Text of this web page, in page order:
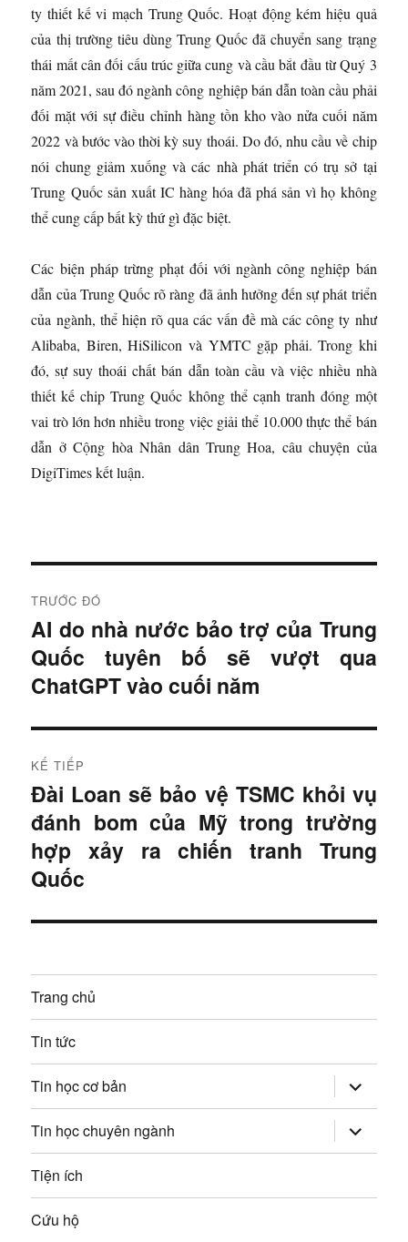
ty thiết kế vi mạch Trung Quốc. Hoạt động kém hiệu quả
của thị trường tiêu dùng Trung Quốc đã chuyển sang trạng
thái mất cân đối cấu trúc giữa cung và cầu bắt đầu từ Quý 3
năm 2021, sau đó ngành công nghiệp bán dẫn toàn cầu phải
đối mặt với sự điều chỉnh hàng tồn kho vào nửa cuối năm
2022 và bước vào thời kỳ suy thoái. Do đó, nhu cầu về chip
nói chung giảm xuống và các nhà phát triển có trụ sở tại
Trung Quốc sản xuất IC hàng hóa đã phá sản vì họ không
thể cung cấp bất kỳ thứ gì đặc biệt.
Các biện pháp trừng phạt đối với ngành công nghiệp bán
dẫn của Trung Quốc rõ ràng đã ảnh hưởng đến sự phát triển
của ngành, thể hiện rõ qua các vấn đề mà các công ty như
Alibaba, Biren, HiSilicon và YMTC gặp phải. Trong khi
đó, sự suy thoái chất bán dẫn toàn cầu và việc nhiều nhà
thiết kế chip Trung Quốc không thể cạnh tranh đóng một
vai trò lớn hơn nhiều trong việc giải thể 10.000 thực thể bán
dẫn ở Cộng hòa Nhân dân Trung Hoa, câu chuyện của
DigiTimes kết luận.
i
ề
u
h
ư
ớ
n
g
b
i
v
i
ế
t
TRƯỚC ĐÓ
B
à
i
r
c
:
AI do nhà nước bảo trợ của Trung
Quốc tuyên bố sẽ vượt qua
ChatGPT vào cuối năm
KẾ TIẾP
B
à
i
t
ế
:
Đài Loan sẽ bảo vệ TSMC khỏi vụ
đánh bom của Mỹ trong trường
hợp xảy ra chiến tranh Trung
Quốc
Trang chủ
Tin tức
Tin học cơ bản mở
rộng
trình
đơn
con
Tin học chuyên ngành mở
rộng
trình
Tiện ích
Cứu hộ